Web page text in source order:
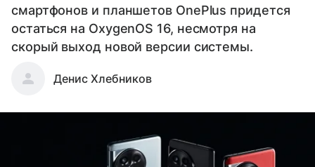
смартфонов и планшетов OnePlus придется
остаться на OxygenOS 16, несмотря на
скорый выход новой версии системы.
Денис Хлебников